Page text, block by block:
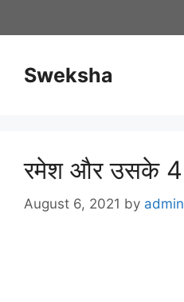
Sweksha
रमेश और उसके 4
August 6, 2021 by admin